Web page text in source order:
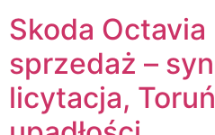
Skoda Octavia
sprzedaż –
licytacja,